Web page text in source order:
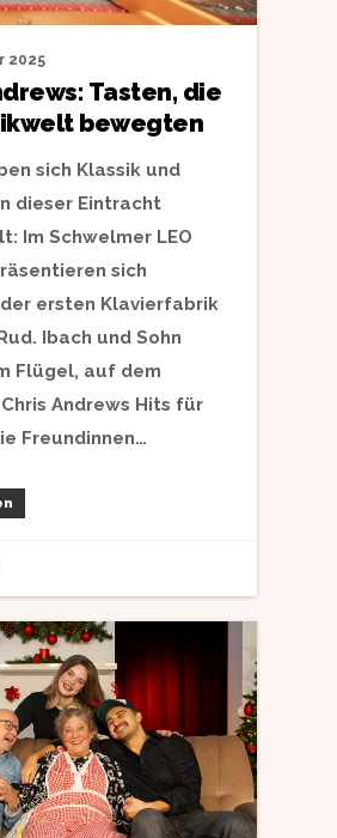
2025
Tasten, die
bewegten
sich Klassik und
dieser Eintracht
Im Schwelmer LEO
sich
ersten Klavierfabrik
Ibach und Sohn
Flügel, auf dem
Andrews Hits für
Freundinnen…